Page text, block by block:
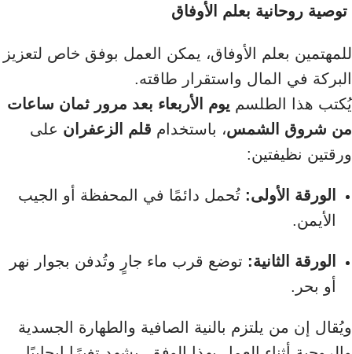
توصية روحانية بعلم الأوفاق
للمهتمين بعلم الأوفاق، يمكن العمل بوفق خاص لتعزيز
البركة في المال واستقرار طاقته.
يُكتب هذا الطلسم يوم الأربعاء بعد مرور ثمان ساعات
من شروق الشمس، باستخدام قلم الزعفران على
ورقتين نظيفتين:
الورقة الأولى: تُحمل دائمًا في المحفظة أو الجيب
الأيمن.
الورقة الثانية: توضع قرب ماء جارٍ وتُدفن بجوار نهر
أو بحر.
ويُقال إن من يلتزم بالنية الصافية والطهارة الجسدية